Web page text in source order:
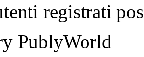
registrati
PublyWorld